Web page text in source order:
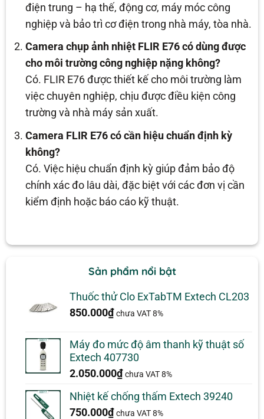
điện trung – hạ thế, động cơ, máy móc công
nghiệp và bảo trì cơ điện trong nhà máy, tòa nhà.
Camera chụp ảnh nhiệt FLIR E76 có dùng được
cho môi trường công nghiệp nặng không?
Có. FLIR E76 được thiết kế cho môi trường làm
việc chuyên nghiệp, chịu được điều kiện công
trường và nhà máy sản xuất.
Camera FLIR E76 có cần hiệu chuẩn định kỳ
không?
Có. Việc hiệu chuẩn định kỳ giúp đảm bảo độ
chính xác đo lâu dài, đặc biệt với các đơn vị cần
kiểm định hoặc báo cáo kỹ thuật.
Sản phẩm nổi bật
Thuốc thử Clo ExTabTM Extech CL203
850.000₫ chưa VAT 8%
Máy đo mức độ âm thanh kỹ thuật số
Extech 407730
2.050.000₫ chưa VAT 8%
Nhiệt kế chống thấm Extech 39240
750.000₫ chưa VAT 8%